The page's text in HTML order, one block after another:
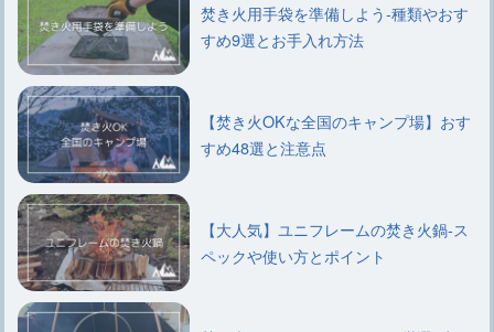
焚き火用手袋を準備しよう-種類やおす
すめ9選とお手入れ方法
【焚き火OKな全国のキャンプ場】おす
すめ48選と注意点
【大人気】ユニフレームの焚き火鍋-ス
ペックや使い方とポイント